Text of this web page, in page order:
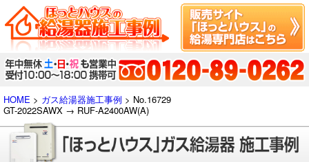
HOME > ガス給湯器施工事例 > No.16729
GT-2022SAWX → RUF-A2400AW(A)